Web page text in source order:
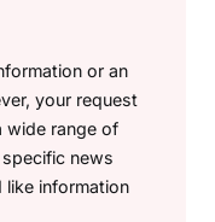
or an
your request
wide range of
news
like information